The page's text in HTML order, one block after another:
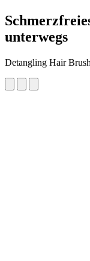
unterwegs
Detangling Hair